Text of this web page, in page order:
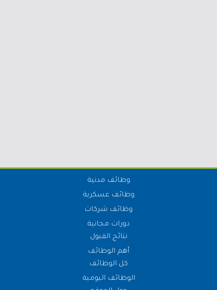
وظائف مدنية
وظائف عسكرية
وظائف شركات
دورات مجانية
نتائج القبول
أهم الوظائف
كل الوظائف
الوظائف اليومية